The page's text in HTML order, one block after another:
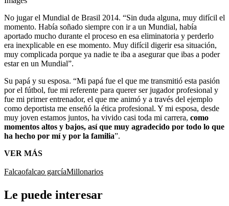
No jugar el Mundial de Brasil 2014. “Sin duda alguna, muy difícil el
momento. Había soñado siempre con ir a un Mundial, había
aportado mucho durante el proceso en esa eliminatoria y perderlo
era inexplicable en ese momento. Muy difícil digerir esa situación,
muy complicada porque ya nadie te iba a asegurar que ibas a poder
estar en un Mundial”.
Su papá y su esposa. “Mi papá fue el que me transmitió esta pasión
por el fútbol, fue mi referente para querer ser jugador profesional y
fue mi primer entrenador, el que me animó y a través del ejemplo
como deportista me enseñó la ética profesional. Y mi esposa, desde
muy joven estamos juntos, ha vivido casi toda mi carrera, como
momentos altos y bajos, así que muy agradecido por todo lo que
ha hecho por mí y por la familia”.
VER MÁS
Falcaofalcao garcíaMillonarios
Le puede interesar